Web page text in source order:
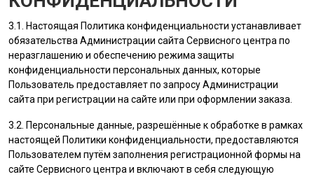
3.1. Настоящая Политика конфиденциальности устанавливает
обязательства Администрации сайта Сервисного центра по
неразглашению и обеспечению режима защиты
конфиденциальности персональных данных, которые
Пользователь предоставляет по запросу Администрации
сайта при регистрации на сайте или при оформлении заказа.
3.2. Персональные данные, разрешённые к обработке в рамках
настоящей Политики конфиденциальности, предоставляются
Пользователем путём заполнения регистрационной формы на
cайте Сервисного центра и включают в себя следующую